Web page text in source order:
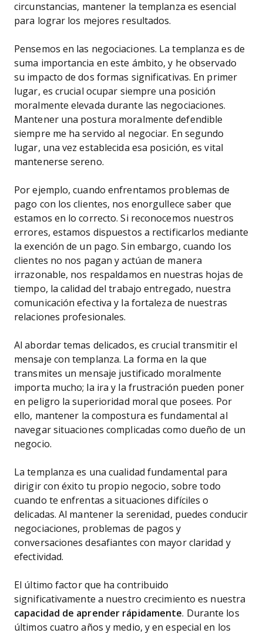
circunstancias, mantener la templanza es esencial
para lograr los mejores resultados.
Pensemos en las negociaciones. La templanza es de
suma importancia en este ámbito, y he observado
su impacto de dos formas significativas. En primer
lugar, es crucial ocupar siempre una posición
moralmente elevada durante las negociaciones.
Mantener una postura moralmente defendible
siempre me ha servido al negociar. En segundo
lugar, una vez establecida esa posición, es vital
mantenerse sereno.
Por ejemplo, cuando enfrentamos problemas de
pago con los clientes, nos enorgullece saber que
estamos en lo correcto. Si reconocemos nuestros
errores, estamos dispuestos a rectificarlos mediante
la exención de un pago. Sin embargo, cuando los
clientes no nos pagan y actúan de manera
irrazonable, nos respaldamos en nuestras hojas de
tiempo, la calidad del trabajo entregado, nuestra
comunicación efectiva y la fortaleza de nuestras
relaciones profesionales.
Al abordar temas delicados, es crucial transmitir el
mensaje con templanza. La forma en la que
transmites un mensaje justificado moralmente
importa mucho; la ira y la frustración pueden poner
en peligro la superioridad moral que posees. Por
ello, mantener la compostura es fundamental al
navegar situaciones complicadas como dueño de un
negocio.
La templanza es una cualidad fundamental para
dirigir con éxito tu propio negocio, sobre todo
cuando te enfrentas a situaciones difíciles o
delicadas. Al mantener la serenidad, puedes conducir
negociaciones, problemas de pagos y
conversaciones desafiantes con mayor claridad y
efectividad.
El último factor que ha contribuido
significativamente a nuestro crecimiento es nuestra
capacidad de aprender rápidamente. Durante los
últimos cuatro años y medio, y en especial en los